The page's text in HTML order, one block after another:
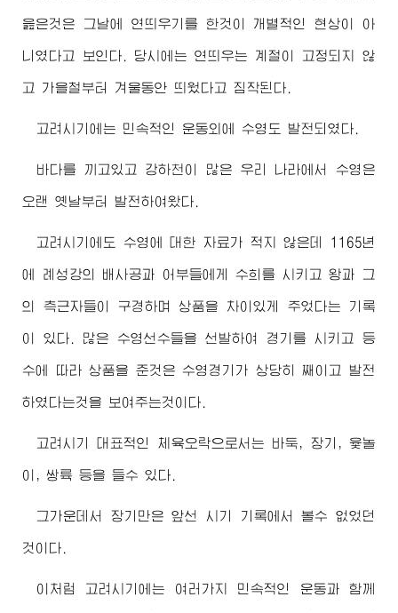
읊은것은 그날에 연띄우기를 한것이 개별적인 현상이 아
니였다고 보인다. 당시에는 연띄우는 계절이 고정되지 않
고 가을철부터 겨울동안 띄웠다고 짐작된다.
고려시기에는 민속적인 운동외에 수영도 발전되였다.
바다를 끼고있고 강하천이 많은 우리 나라에서 수영은
오랜 옛날부터 발전하여왔다.
고려시기에도 수영에 대한 자료가 적지 않은데 1165년
에 례성강의 배사공과 어부들에게 수희를 시키고 왕과 그
의 측근자들이 구경하며 상품을 차이있게 주었다는 기록
이 있다. 많은 수영선수들을 선발하여 경기를 시키고 등
수에 따라 상품을 준것은 수영경기가 상당히 째이고 발전
하였다는것을 보여주는것이다.
고려시기 대표적인 체육오락으로서는 바둑, 장기, 윷놀
이, 쌍륙 등을 들수 있다.
그가운데서 장기만은 앞선 시기 기록에서 볼수 없었던
것이다.
이처럼 고려시기에는 여러가지 민속적인 운동과 함께